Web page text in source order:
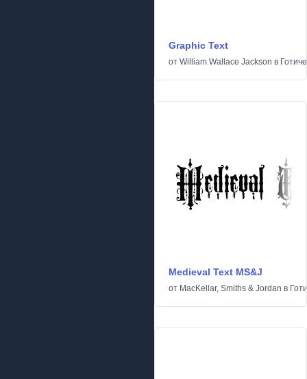
Graphic Text
от William Wallace Jackson в
Medieval Text MS&J
от MacKellar, Smiths & Jordan в